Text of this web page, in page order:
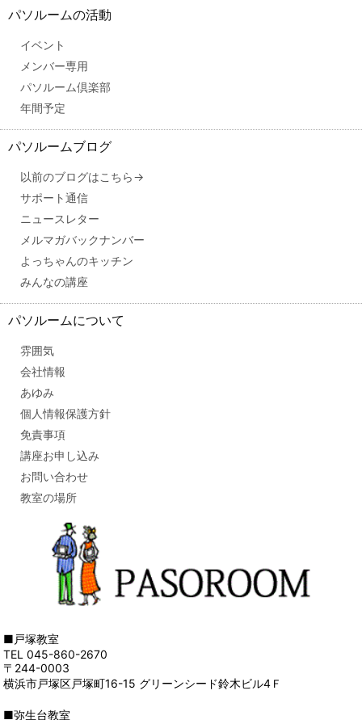
パソルームの活動
イベント
メンバー専用
パソルーム倶楽部
年間予定
パソルームブログ
以前のブログはこちら→
サポート通信
ニュースレター
メルマガバックナンバー
よっちゃんのキッチン
みんなの講座
パソルームについて
雰囲気
会社情報
あゆみ
個人情報保護方針
免責事項
講座お申し込み
お問い合わせ
教室の場所
■戸塚教室
TEL 045-860-2670
〒244-0003
横浜市戸塚区戸塚町16-15 グリーンシード鈴木ビル4Ｆ
■弥生台教室